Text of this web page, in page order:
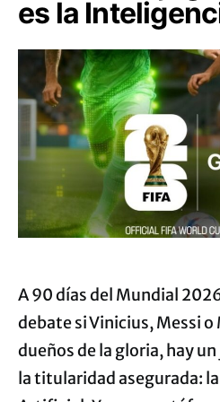
es la
A 90 días del Mundial
debate si Vinicius, Messi o
dueños de la gloria, hay
la titularidad asegurada: